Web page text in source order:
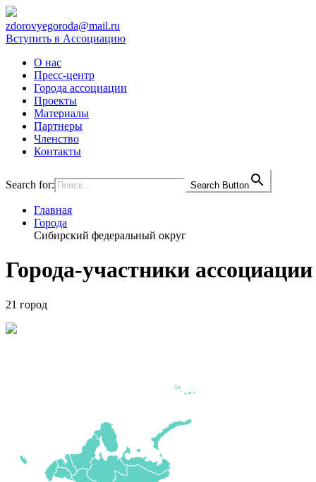
zdorovyegoroda@mail.ru
Вступить в Ассоциацию
О нас
Пресс-центр
Города ассоциации
Проекты
Материалы
Партнеры
Членство
Контакты
Search for: Search Button
Главная
Города
Сибирский федеральный округ
Города-участники ассоциации
21 город